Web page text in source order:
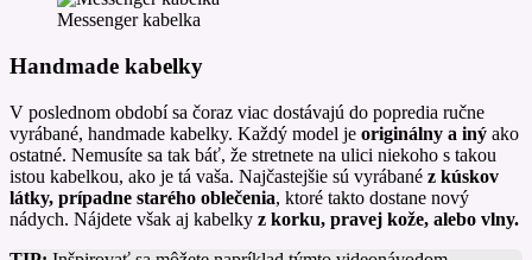
Messenger kabelka
Handmade kabelky
V poslednom období sa čoraz viac dostávajú do popredia ručne
vyrábané, handmade kabelky. Každý model je originálny a iný ako
ostatné. Nemusíte sa tak báť, že stretnete na ulici niekoho s takou
istou kabelkou, ako je tá vaša. Najčastejšie sú vyrábané z kúskov
látky, prípadne starého oblečenia, ktoré takto dostane nový
nádych. Nájdete však aj kabelky z korku, pravej kože, alebo vlny.